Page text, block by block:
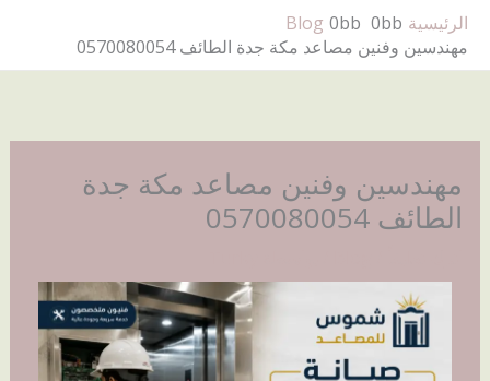
تخطي
المحتوى
الرئيسية
Blog
مهندسين وفنين مصاعد مكة جدة الطائف 0570080054
مهندسين وفنين مصاعد مكة جدة
الطائف 0570080054